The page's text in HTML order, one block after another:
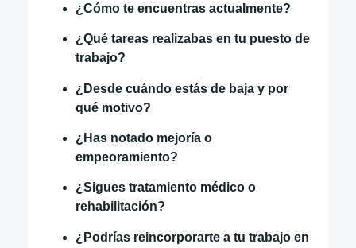
¿Cómo te encuentras actualmente?
¿Qué tareas realizabas en tu puesto de
trabajo?
¿Desde cuándo estás de baja y por
qué motivo?
¿Has notado mejoría o
empeoramiento?
¿Sigues tratamiento médico o
rehabilitación?
¿Podrías reincorporarte a tu trabajo en